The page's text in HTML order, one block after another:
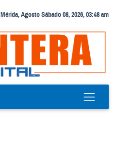
Mérida, Agosto Sábado 08, 2026, 03:48 am